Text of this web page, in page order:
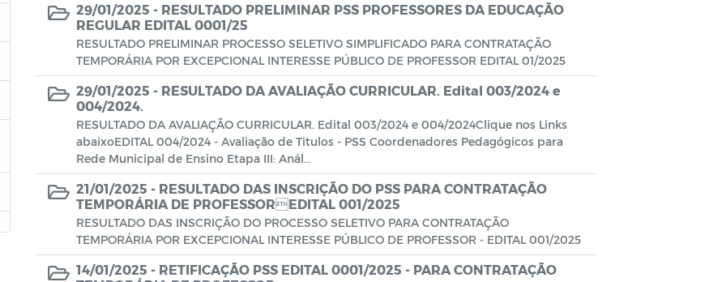
29/01/2025 - RESULTADO PRELIMINAR PSS PROFESSORES DA EDUCAÇÃO
REGULAR EDITAL 0001/25
RESULTADO PRELIMINAR PROCESSO SELETIVO SIMPLIFICADO PARA CONTRATAÇÃO
TEMPORÁRIA POR EXCEPCIONAL INTERESSE PÚBLICO DE PROFESSOR EDITAL 01/2025
29/01/2025 - RESULTADO DA AVALIAÇÃO CURRICULAR. Edital 003/2024 e
004/2024.
RESULTADO DA AVALIAÇÃO CURRICULAR. Edital 003/2024 e 004/2024Clique nos Links
abaixoEDITAL 004/2024 - Avaliação de Titulos - PSS Coordenadores Pedagógicos para
Rede Municipal de Ensino Etapa III: Anál...
21/01/2025 - RESULTADO DAS INSCRIÇÃO DO PSS PARA CONTRATAÇÃO
TEMPORÁRIA DE PROFESSOREDITAL 001/2025
RESULTADO DAS INSCRIÇÃO DO PROCESSO SELETIVO PARA CONTRATAÇÃO
TEMPORÁRIA POR EXCEPCIONAL INTERESSE PÚBLICO DE PROFESSOR - EDITAL 001/2025
14/01/2025 - RETIFICAÇÃO PSS EDITAL 0001/2025 - PARA CONTRATAÇÃO